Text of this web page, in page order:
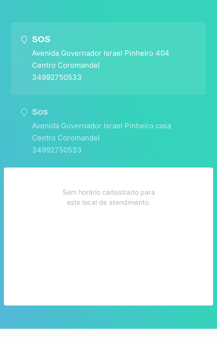
SOS
Avenida Governador Israel Pinheiro 404
Centro Coromandel
34992750533
Sos
Avenida Governador Israel Pinheiro casa
Centro Coromandel
34992750533
Sem horário cadastrado para
este local de atendimento.